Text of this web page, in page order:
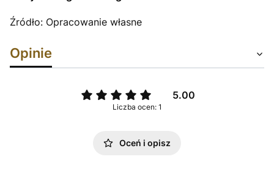
Źródło: Opracowanie własne
Opinie
5.00
Liczba ocen: 1
Oceń i opisz